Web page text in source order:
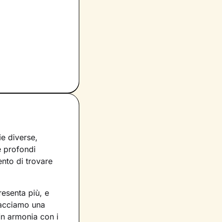
diverse,
profondi
di trovare
più, e
una
armonia con i